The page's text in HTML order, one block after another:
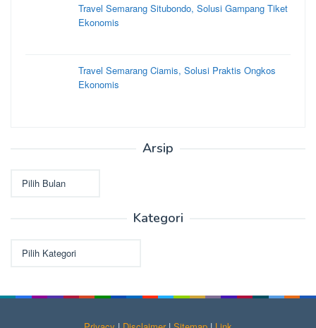
Travel Semarang Situbondo, Solusi Gampang Tiket
Ekonomis
Travel Semarang Ciamis, Solusi Praktis Ongkos
Ekonomis
Arsip
Kategori